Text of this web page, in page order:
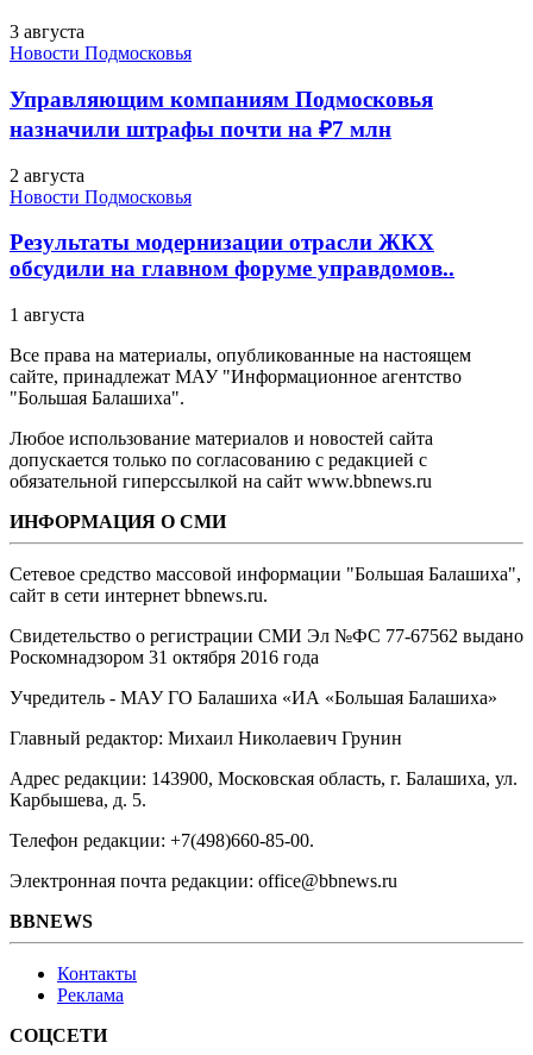
3 августа
Новости Подмосковья
Управляющим компаниям Подмосковья
назначили штрафы почти на ₽7 млн
2 августа
Новости Подмосковья
Результаты модернизации отрасли ЖКХ
обсудили на главном форуме управдомов..
1 августа
Все права на материалы, опубликованные на настоящем
сайте, принадлежат МАУ "Информационное агентство
"Большая Балашиха".
Любое использование материалов и новостей сайта
допускается только по согласованию с редакцией с
обязательной гиперссылкой на сайт www.bbnews.ru
ИНФОРМАЦИЯ О СМИ
Сетевое средство массовой информации "Большая Балашиха",
сайт в сети интернет bbnews.ru.
Свидетельство о регистрации СМИ Эл №ФС ‎77-67562 выдано
Роскомнадзором 31 октября 2016 года
Учредитель - МАУ ГО Балашиха «ИА «Большая Балашиха»
Главный редактор: Михаил Николаевич Грунин
Адрес редакции: 143900, Московская область, г. Балашиха, ул.
Карбышева, д. 5.
Телефон редакции: +7(498)660-85-00.
Электронная почта редакции: office@bbnews.ru
BBNEWS
Контакты
Реклама
СОЦСЕТИ